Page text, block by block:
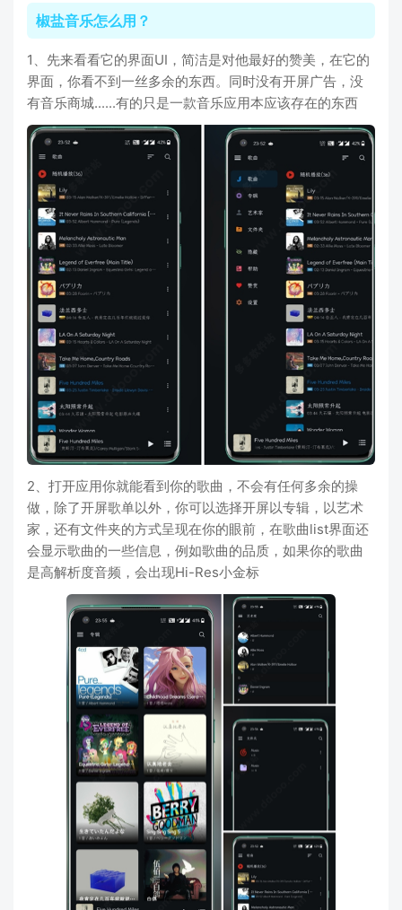
椒盐音乐怎么用？
1、先来看看它的界面UI，简洁是对他最好的赞美，在它的
界面，你看不到一丝多余的东西。同时没有开屏广告，没
有音乐商城......有的只是一款音乐应用本应该存在的东西
2、打开应用你就能看到你的歌曲，不会有任何多余的操
做，除了开屏歌单以外，你可以选择开屏以专辑，以艺术
家，还有文件夹的方式呈现在你的眼前，在歌曲list界面还
会显示歌曲的一些信息，例如歌曲的品质，如果你的歌曲
是高解析度音频，会出现Hi-Res小金标